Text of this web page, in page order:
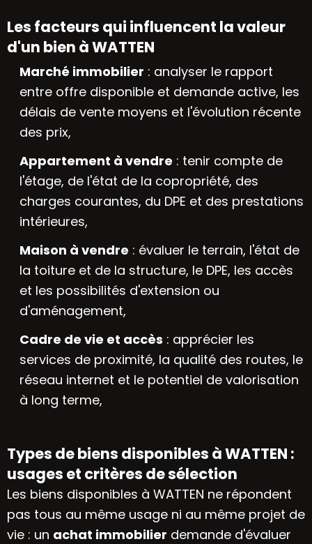
Les facteurs qui influencent la valeur
d'un bien à WATTEN
Marché immobilier : analyser le rapport
entre offre disponible et demande active, les
délais de vente moyens et l'évolution récente
des prix,
Appartement à vendre : tenir compte de
l'étage, de l'état de la copropriété, des
charges courantes, du DPE et des prestations
intérieures,
Maison à vendre : évaluer le terrain, l'état de
la toiture et de la structure, le DPE, les accès
et les possibilités d'extension ou
d'aménagement,
Cadre de vie et accès : apprécier les
services de proximité, la qualité des routes, le
réseau internet et le potentiel de valorisation
à long terme,
Types de biens disponibles à WATTEN :
usages et critères de sélection
Les biens disponibles à WATTEN ne répondent
pas tous au même usage ni au même projet de
vie : un achat immobilier demande d'évaluer